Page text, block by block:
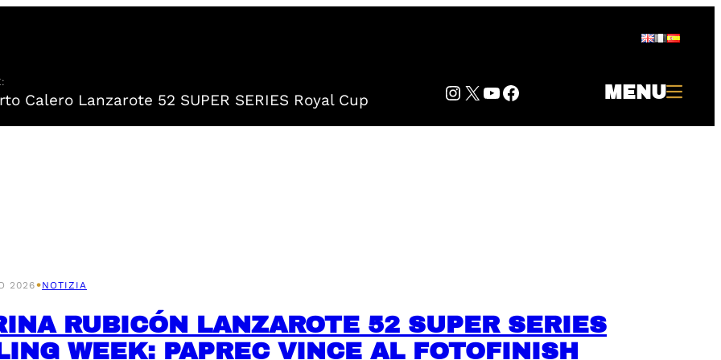
Calero Lanzarote 52 SUPER SERIES Royal Cup Instagram
Twitter
YouTube
Facebook MENU
2026•NOTIZIA
RUBICÓN LANZAROTE 52 SUPER SERIES
WEEK: PAPREC VINCE AL FOTOFINISH